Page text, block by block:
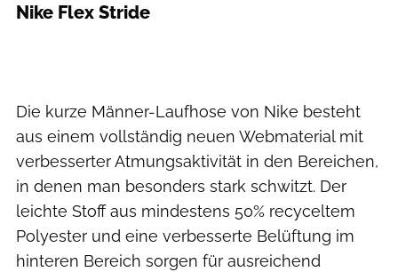
Nike Flex Stride
Die kurze Männer-Laufhose von Nike besteht
aus einem vollständig neuen Webmaterial mit
verbesserter Atmungsaktivität in den Bereichen,
in denen man besonders stark schwitzt. Der
leichte Stoff aus mindestens 50% recyceltem
Polyester und eine verbesserte Belüftung im
hinteren Bereich sorgen für ausreichend